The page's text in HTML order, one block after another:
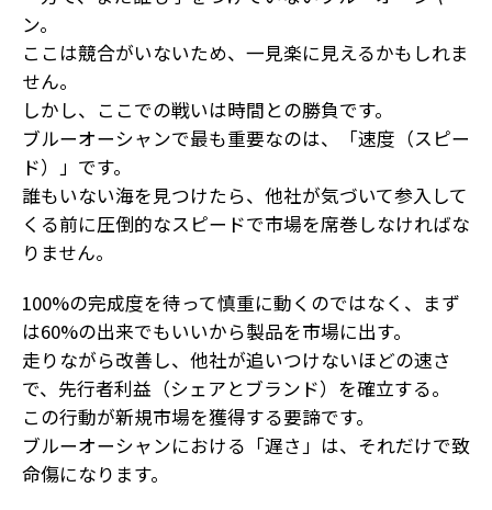
ン。
ここは競合がいないため、一見楽に見えるかもしれま
せん。
しかし、ここでの戦いは時間との勝負です。
ブルーオーシャンで最も重要なのは、「速度（スピー
ド）」です。
誰もいない海を見つけたら、他社が気づいて参入して
くる前に圧倒的なスピードで市場を席巻しなければな
りません。
100%の完成度を待って慎重に動くのではなく、まず
は60%の出来でもいいから製品を市場に出す。
走りながら改善し、他社が追いつけないほどの速さ
で、先行者利益（シェアとブランド）を確立する。
この行動が新規市場を獲得する要諦です。
ブルーオーシャンにおける「遅さ」は、それだけで致
命傷になります。